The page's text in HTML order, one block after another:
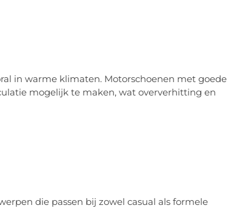
in warme klimaten. Motorschoenen met goede
mogelijk te maken, wat oververhitting en
die passen bij zowel casual als formele